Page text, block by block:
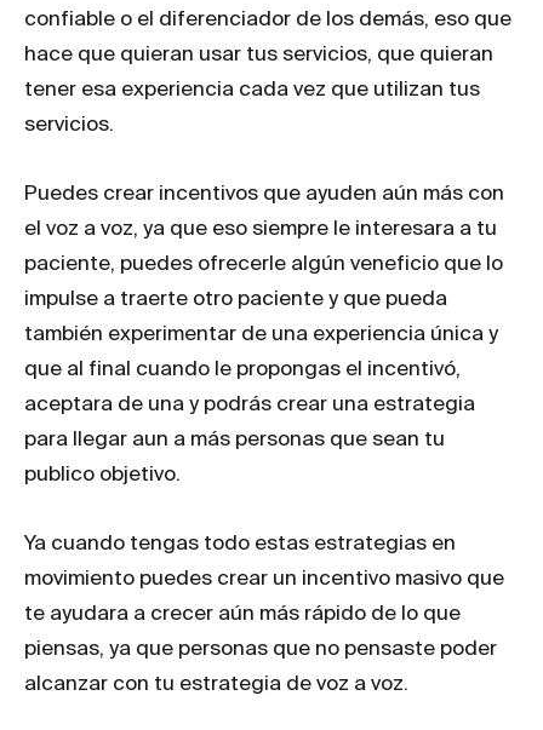
confiable o el diferenciador de los demás, eso que
hace que quieran usar tus servicios, que quieran
tener esa experiencia cada vez que utilizan tus
servicios.
Puedes crear incentivos que ayuden aún más con
el voz a voz, ya que eso siempre le interesara a tu
paciente, puedes ofrecerle algún veneficio que lo
impulse a traerte otro paciente y que pueda
también experimentar de una experiencia única y
que al final cuando le propongas el incentivó,
aceptara de una y podrás crear una estrategia
para llegar aun a más personas que sean tu
publico objetivo.
Ya cuando tengas todo estas estrategias en
movimiento puedes crear un incentivo masivo que
te ayudara a crecer aún más rápido de lo que
piensas, ya que personas que no pensaste poder
alcanzar con tu estrategia de voz a voz.